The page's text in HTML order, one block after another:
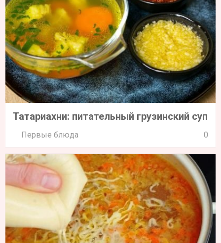
Татариахни: питательный грузинский суп
Первые блюда 0